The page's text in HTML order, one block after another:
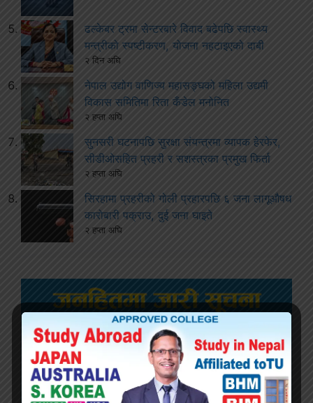
ढल्केबर ट्रमा सेन्टरबारे विवाद बढेपछि स्वास्थ्य
मन्त्रीको स्पष्टीकरण, योजना नहटाइएको दाबी
२ दिन अघि
नेपाल उद्योग वाणिज्य महासङ्घको महिला उद्यमी
विकास समितिमा रिता कँडेल मनोनित
२ हप्ता अघि
सुनसरी घटनापछि सुरक्षा संयन्त्रमा व्यापक हेरफेर,
सीडीओसहित प्रहरी र सशस्त्रका प्रमुख फिर्ता
२ हप्ता अघि
सिरहामा प्रहरीको गोली प्रहारपछि ६ जना लागूऔषध
कारोबारी पक्राउ, दुई जना घाइते
२ हप्ता अघि